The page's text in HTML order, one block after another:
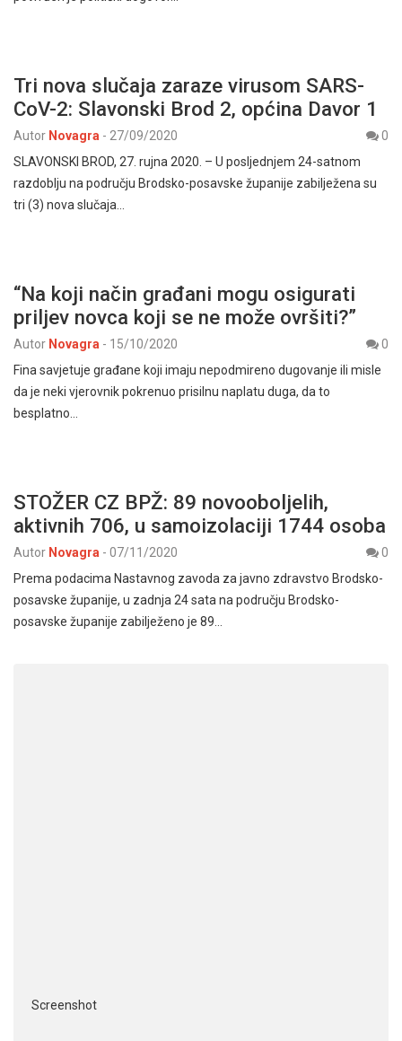
Tri nova slučaja zaraze virusom SARS-
CoV-2: Slavonski Brod 2, općina Davor 1
Autor Novagra - 27/09/2020
0
SLAVONSKI BROD, 27. rujna 2020. – U posljednjem 24-satnom
razdoblju na području Brodsko-posavske županije zabilježena su
tri (3) nova slučaja…
“Na koji način građani mogu osigurati
priljev novca koji se ne može ovršiti?”
Autor Novagra - 15/10/2020
0
Fina savjetuje građane koji imaju nepodmireno dugovanje ili misle
da je neki vjerovnik pokrenuo prisilnu naplatu duga, da to
besplatno…
STOŽER CZ BPŽ: 89 novooboljelih,
aktivnih 706, u samoizolaciji 1744 osoba
Autor Novagra - 07/11/2020
0
Prema podacima Nastavnog zavoda za javno zdravstvo Brodsko-
posavske županije, u zadnja 24 sata na području Brodsko-
posavske županije zabilježeno je 89…
Screenshot